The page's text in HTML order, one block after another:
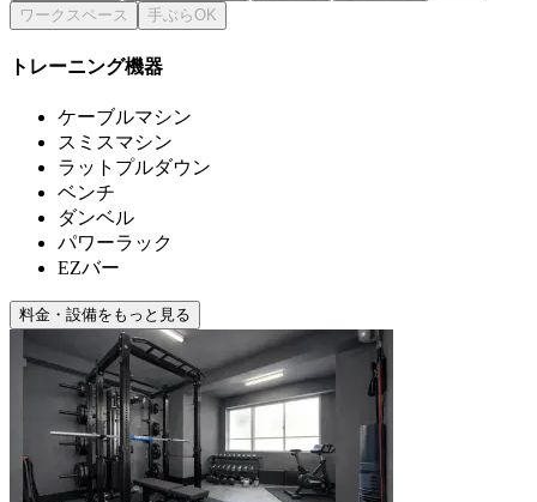
トレーニング機器
ケーブルマシン
スミスマシン
ラットプルダウン
ベンチ
ダンベル
パワーラック
EZバー
料金・設備をもっと見る